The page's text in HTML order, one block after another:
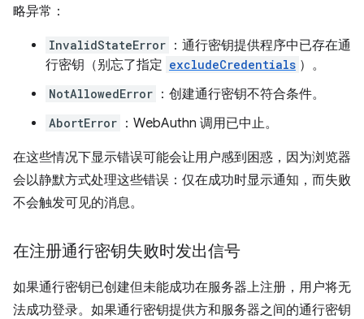
略异常：
InvalidStateError ：通行密钥提供程序中已存在通
行密钥（别忘了指定 excludeCredentials ）。
NotAllowedError ：创建通行密钥不符合条件。
AbortError ：WebAuthn 调用已中止。
在这些情况下显示错误可能会让用户感到困惑，因为浏览器
会以静默方式处理这些错误：仅在成功时显示通知，而失败
不会触发可见的消息。
在注册通行密钥失败时发出信号
如果通行密钥已创建但未能成功在服务器上注册，用户将无
法成功登录。如果通行密钥提供方和服务器之间的通行密钥